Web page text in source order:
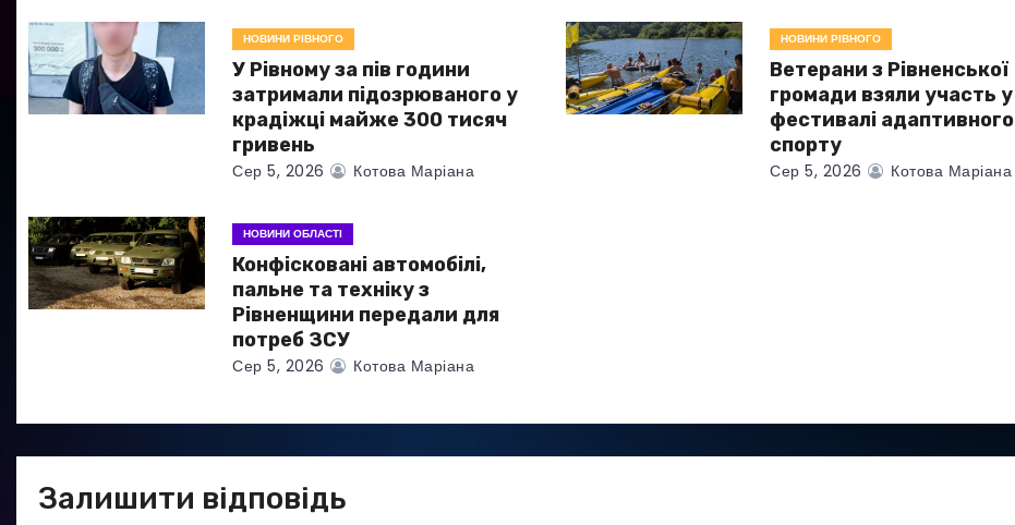
з
а
п
і
в
НОВИНИ РІВНОГО
У Рівному за пів години
затримали підозрюваного у
крадіжці майже 300 тисяч
гривень
Сер 5, 2026 Котова Маріана
НОВИНИ РІВНОГО
Ветерани з Рівненської
громади взяли участь у
фестивалі адаптивного
спорту
Сер 5, 2026 Котова Маріана
НОВИНИ ОБЛАСТІ
Конфісковані автомобілі,
пальне та техніку з
Рівненщини передали для
потреб ЗСУ
Сер 5, 2026 Котова Маріана
Залишити відповідь